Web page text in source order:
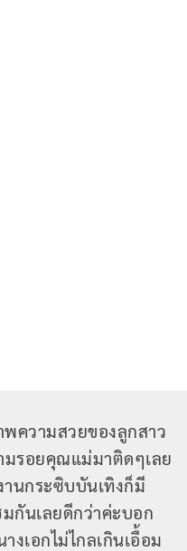
ความสวยของลูกสาว
มรอยคุณแม่มาติดๆเลย
านกระซิบบันเทิงก็มี
กันเลยดีกว่าค่ะบอก
งเอกไม่ไกลเกินเอื้อม